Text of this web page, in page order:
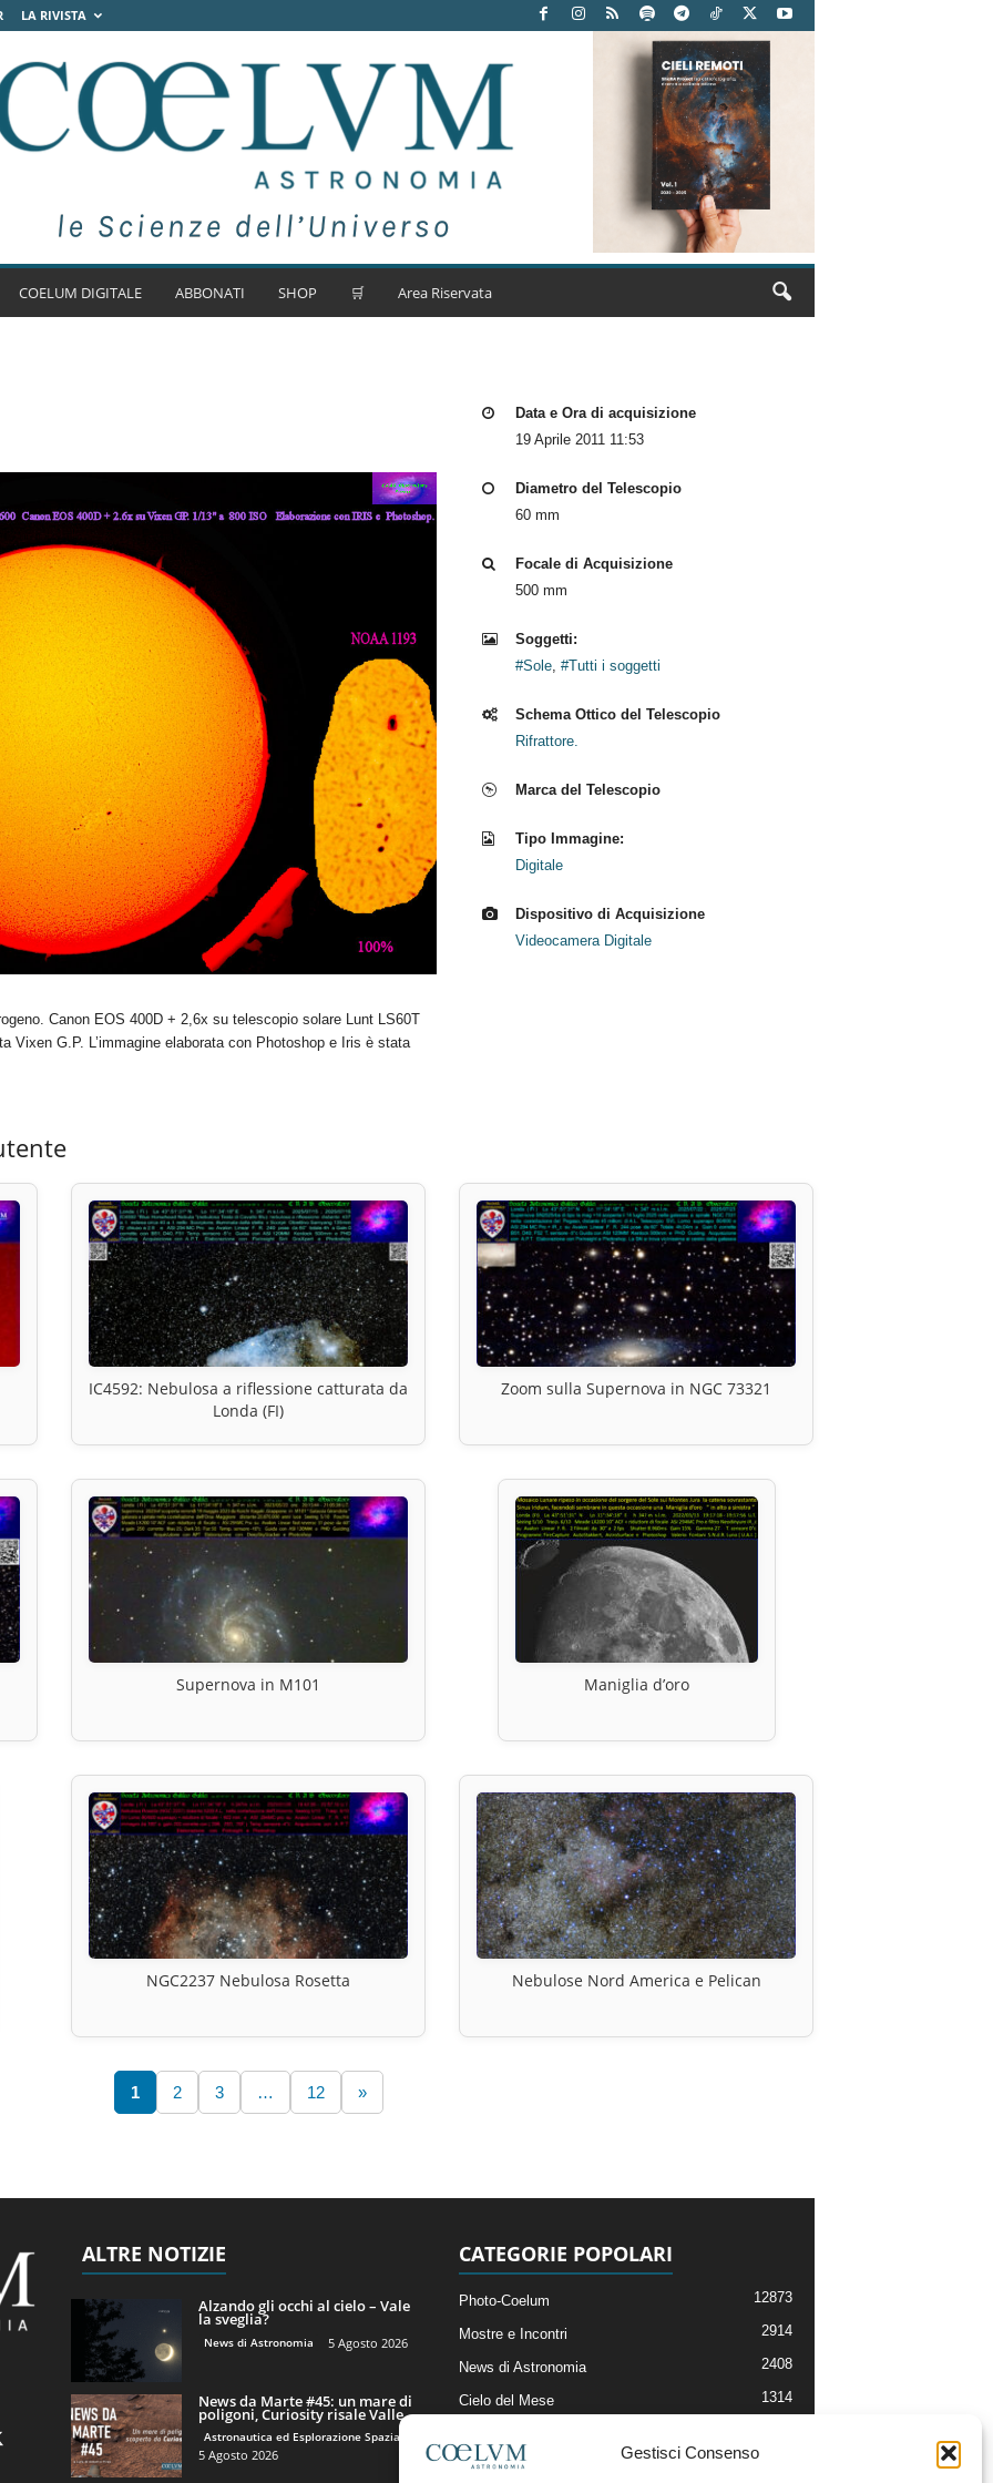
Gestisci Consenso
LA RIVISTA
COELUM DIGITALE ABBONATI SHOP 🛒 Area Riservata
Canon EOS 400D + 2,6x su telescopio solare Lunt LS60T
Vixen G.P. L’immagine elaborata con Photoshop e Iris è stata
Data e Ora di acquisizione
19 Aprile 2011 11:53
Diametro del Telescopio
60 mm
Focale di Acquisizione
500 mm
Soggetti:
#Sole, #Tutti i soggetti
Schema Ottico del Telescopio
Rifrattore.
Marca del Telescopio
Tipo Immagine:
Digitale
Dispositivo di Acquisizione
Videocamera Digitale
IC4592: Nebulosa a riflessione catturata da
Londa (FI)
Zoom sulla Supernova in NGC 73321
Supernova in M101 Maniglia d’oro
NGC2237 Nebulosa Rosetta Nebulose Nord America e Pelican
1 2 3 … 12 »
ALTRE NOTIZIE
Alzando gli occhi al cielo – Vale
la sveglia?
News di Astronomia 5 Agosto 2026
News da Marte #45: un mare di
poligoni, Curiosity risale Valle...
Astronautica ed Esplorazione Spaziale
5 Agosto 2026
CATEGORIE POPOLARI
Photo-Coelum 12873
Mostre e Incontri 2914
News di Astronomia 2408
Cielo del Mese 1314
Articoli e Risorse On-Line